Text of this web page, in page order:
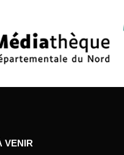
VENIR